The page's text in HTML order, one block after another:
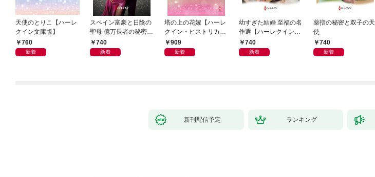
天使のとりこ【ハーレ
クイン文庫版】
760
新着
スペイン富豪と日陰の
聖母 億万長者の秘密同
盟 II ハーレクイン・ロ
マンス～純潔のシンデ
740
新着
塔の上の花嫁【ハーレ
クイン・ヒストリカ
ル・スペシャル版】
909
新着
幼すぎた結婚 至福の名
作選【ハーレクイン・
イマージュ版】
740
新着
薬指の秘密と双子の天
使
740
新着
新刊配信予定 ランキング